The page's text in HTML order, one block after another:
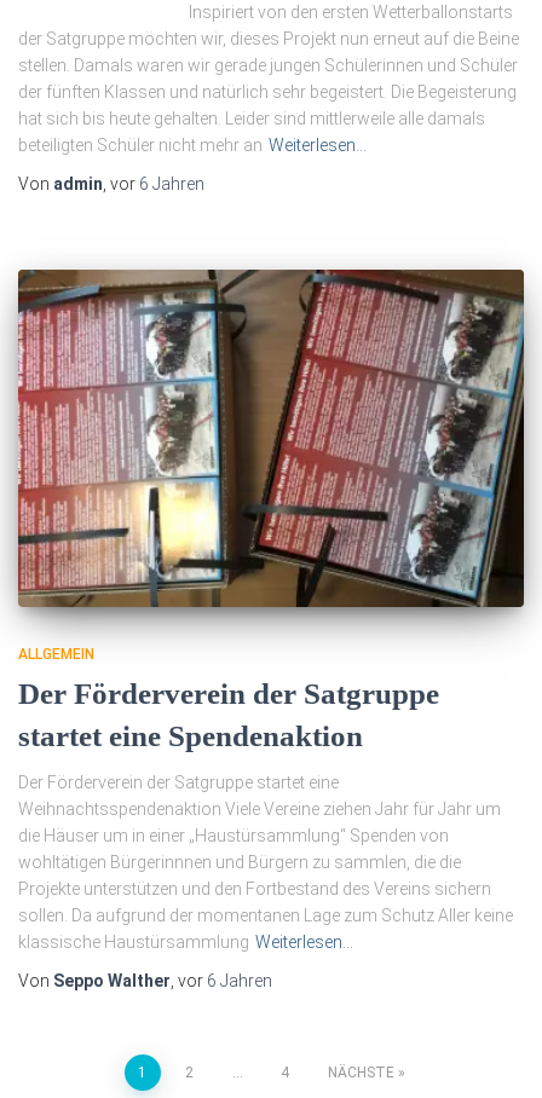
Inspiriert von den ersten Wetterballonstarts
der Satgruppe möchten wir, dieses Projekt nun erneut auf die Beine
stellen. Damals waren wir gerade jungen Schülerinnen und Schüler
der fünften Klassen und natürlich sehr begeistert. Die Begeisterung
hat sich bis heute gehalten. Leider sind mittlerweile alle damals
beteiligten Schüler nicht mehr an Weiterlesen…
Von admin , vor 6 Jahren
ALLGEMEIN
Der Förderverein der Satgruppe
startet eine Spendenaktion
Der Förderverein der Satgruppe startet eine
Weihnachtsspendenaktion Viele Vereine ziehen Jahr für Jahr um
die Häuser um in einer „Haustürsammlung“ Spenden von
wohltätigen Bürgerinnnen und Bürgern zu sammlen, die die
Projekte unterstützen und den Fortbestand des Vereins sichern
sollen. Da aufgrund der momentanen Lage zum Schutz Aller keine
klassische Haustürsammlung Weiterlesen…
Von Seppo Walther , vor 6 Jahren
1 2 4 NÄCHSTE